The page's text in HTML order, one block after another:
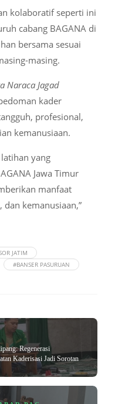
kolaboratif seperti ini
cabang BAGANA di
bersama sesuai
masing.
Naraca Jagad
kader
profesional,
kemanusiaan.
yang
Jawa Timur
manfaat
kemanusiaan,”
JATIM
#BANSER PASURUAN
Regenerasi
Kaderisasi Jadi Sorotan